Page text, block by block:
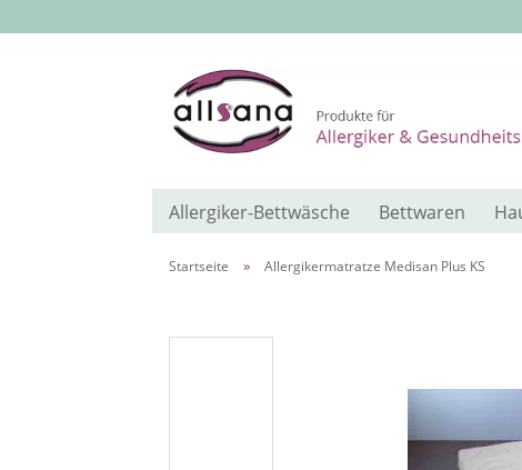
Allergiker-Bettwäsche Bettwaren
Startseite » Allergikermatratze Medisan Plus KS